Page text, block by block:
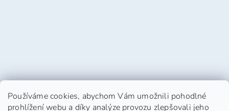
Používáme cookies, abychom Vám umožnili pohodlné
prohlížení webu a díky analýze provozu zlepšovali jeho